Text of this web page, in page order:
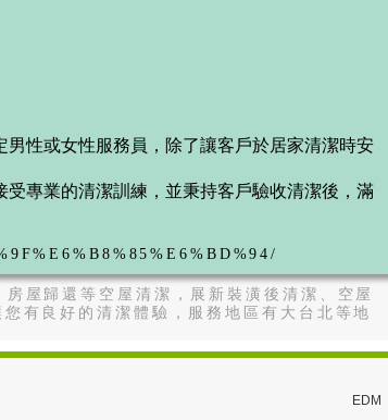
男性或女性服務員，除了讓客戶於居家清潔時安
專業的清潔訓練，並秉持客戶驗收清潔後，滿
屋歸還等空屋清潔，展新裝潢後清潔、空屋
有良好的清潔體驗，服務地區有大台北等地
EDM